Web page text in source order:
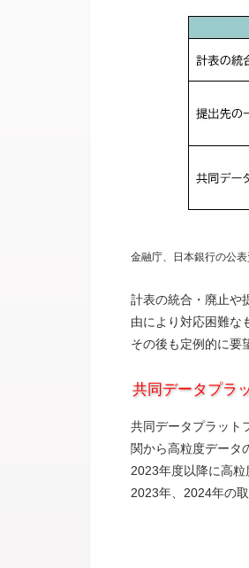
金融庁、日本銀行の公
計表の統合・廃止や
由により対応困難な
その後も定例的に要
共同データプラ
共同データプラット
関から高粒度データ
2023年度以降に高粒
2023年、2024年の